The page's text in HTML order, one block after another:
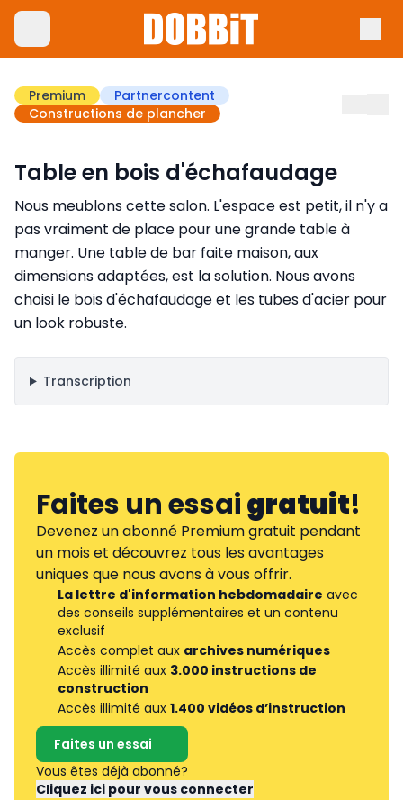
Premium
Partnercontent
Constructions de plancher
Table en bois d'échafaudage
Nous meublons cette salon. L'espace est petit, il n'y a
pas vraiment de place pour une grande table à
manger. Une table de bar faite maison, aux
dimensions adaptées, est la solution. Nous avons
choisi le bois d'échafaudage et les tubes d'acier pour
un look robuste.
Transcription
Faites un essaigratuit!
Devenez un abonné Premium gratuit pendant
un mois et découvrez tous les avantages
uniques que nous avons à vous offrir.
La lettre d'information hebdomadaire avec
des conseils supplémentaires et un contenu
exclusif
Accès complet aux archives numériques
Accès illimité aux 3.000 instructions de
construction
Accès illimité aux 1.400 vidéos d’instruction
Faites un essai
Vous êtes déjà abonné?
Cliquez ici pour vous connecter